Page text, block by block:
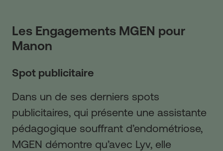
Les Engagements MGEN pour
Manon
Spot publicitaire
Dans un de ses derniers spots
publicitaires, qui présente une assistante
pédagogique souffrant d’endométriose,
MGEN démontre qu’avec Lyv, elle